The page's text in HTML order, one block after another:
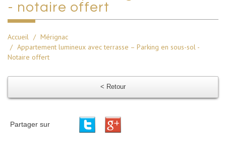
- notaire offert
Accueil
Mérignac
Appartement lumineux avec terrasse – Parking en sous-sol -
Notaire offert
< Retour
Partager sur